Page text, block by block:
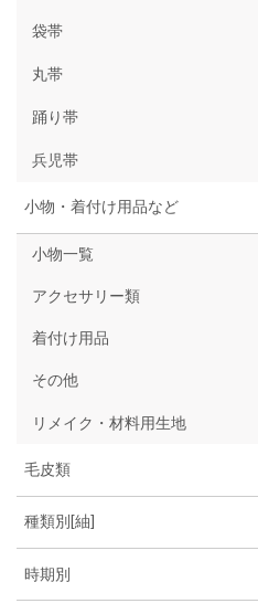
袋帯
丸帯
踊り帯
兵児帯
小物・着付け用品など
小物一覧
アクセサリー類
着付け用品
その他
リメイク・材料用生地
毛皮類
種類別[紬]
時期別